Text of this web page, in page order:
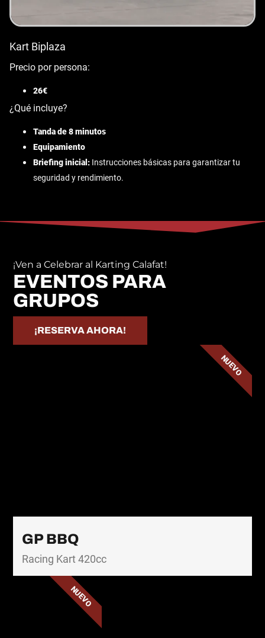
Kart Biplaza
Precio por persona:
26€
¿Qué incluye?
Tanda de 8 minutos
Equipamiento
Briefing inicial: Instrucciones básicas para garantizar tu
seguridad y rendimiento.
¡Ven a Celebrar al Karting Calafat!
EVENTOS PARA
GRUPOS
¡RESERVA AHORA!
GP BBQ
Racing Kart 420cc
NUEVO
NUEVO